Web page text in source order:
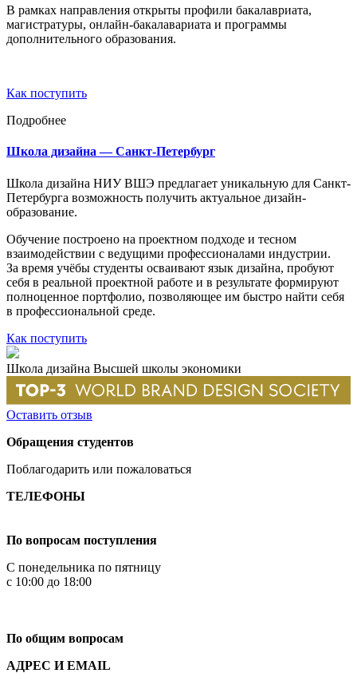
В рамках направления открыты профили бакалавриата,
магистратуры, онлайн-бакалавариата и программы
дополнительного образования.
Как поступить
Подробнее
Школа дизайна — Санкт-Петербург
Школа дизайна НИУ ВШЭ предлагает уникальную для Санкт-
Петербурга возможность получить актуальное дизайн-
образование.
Обучение построено на проектном подходе и тесном
взаимодействии с ведущими профессионалами индустрии.
За время учёбы студенты осваивают язык дизайна, пробуют
себя в реальной проектной работе и в результате формируют
полноценное портфолио, позволяющее им быстро найти себя
в профессиональной среде.
Как поступить
Школа дизайна Высшей школы экономики
Оставить отзыв
Обращения студентов
Поблагодарить или пожаловаться
ТЕЛЕФОНЫ
По вопросам поступления
С понедельника по пятницу
с 10:00 до 18:00
По общим вопросам
АДРЕС И EMAIL